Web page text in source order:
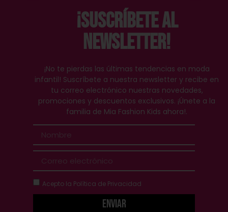
¡Suscríbete al
Newsletter!
¡No te pierdas las últimas tendencias en moda
infantil! Suscríbete a nuestra newsletter y recibe en
tu correo electrónico nuestras novedades,
promociones y descuentos exclusivos. ¡Únete a la
familia de Mia Fashion Kids ahora!.
Acepto la Política de Privacidad
Enviar